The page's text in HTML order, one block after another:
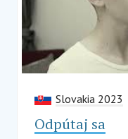
Slovakia 2023
Odpútaj sa